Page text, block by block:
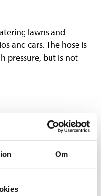
Om
lawns and
and cars. The hose is
pressure, but is not
12,7 mm (1/2")
6 bar (max.)
-10 – +50 °C